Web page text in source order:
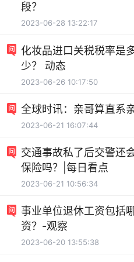
段？
2023-06-28 13:22:17
化妆品进口关税税率是
少？ 动态
2023-06-26 10:17:50
全球时讯：亲哥算直系
2023-06-21 16:07:44
交通事故私了后交警还
保险吗？|每日看点
2023-06-21 10:56:34
事业单位退休工资包括
资？-观察
2023-06-20 13:55:38